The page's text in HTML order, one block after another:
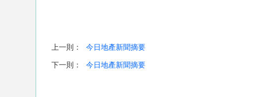
上一則： 今日地產新聞摘要
下一則： 今日地產新聞摘要